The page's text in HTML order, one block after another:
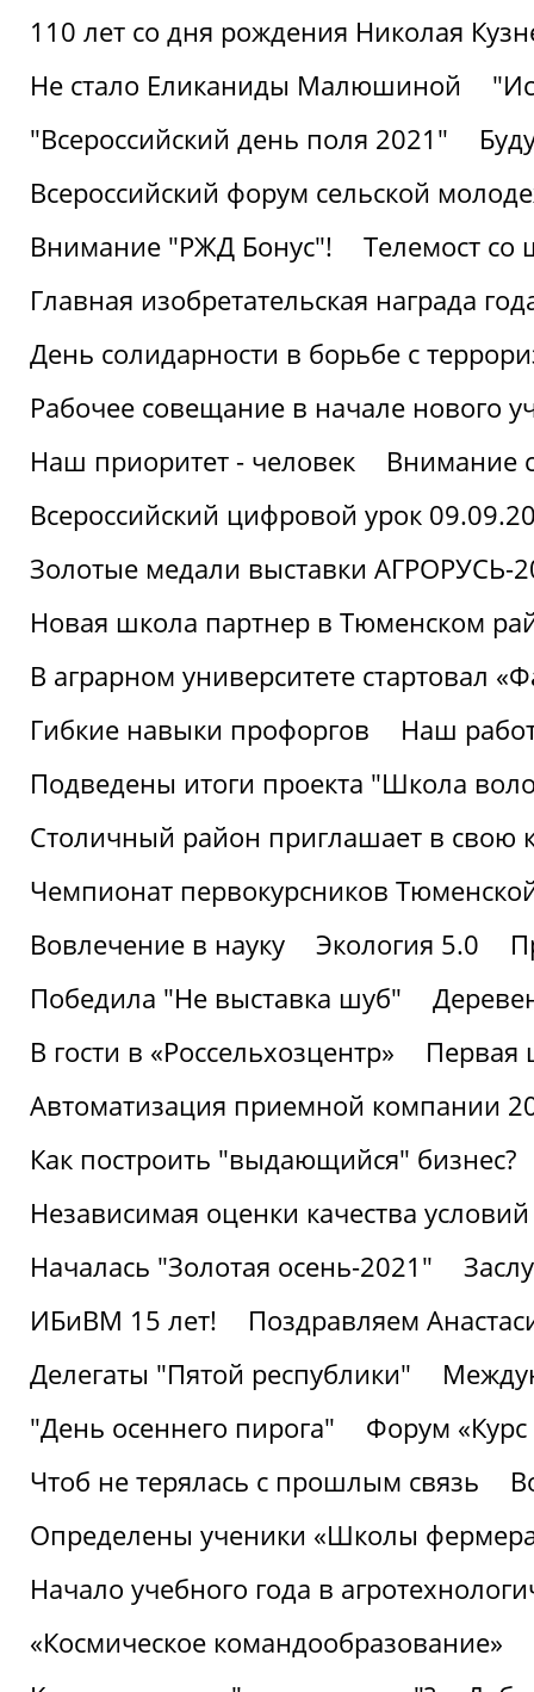
110 лет со дня рождения Николая
Не стало Еликаниды Малюшиной
"Всероссийский день поля 2021"
Всероссийский форум сельской
Внимание "РЖД Бонус"!
Телемост
Главная изобретательская награда
День солидарности в борьбе с
Рабочее совещание в начале нового
Наш приоритет - человек
Внимание
Всероссийский цифровой урок
Золотые медали выставки АГРОРУСЬ-
Новая школа партнер в Тюменском
В аграрном университете стартовал
Гибкие навыки профоргов
Наш
Подведены итоги проекта "Школа
Столичный район приглашает в свою
Чемпионат первокурсников
Вовлечение в науку
Экология 5.0
Победила "Не выставка шуб"
В гости в «Россельхозцентр»
Первая
Автоматизация приемной компании
Как построить "выдающийся" бизнес?
Независимая оценки качества
Началась "Золотая осень-2021"
ИБиВМ 15 лет!
Поздравляем
Делегаты "Пятой республики"
"День осеннего пирога"
Форум «Курс
Чтоб не терялась с прошлым связь
Определены ученики «Школы
Начало учебного года в
«Космическое командообразование»